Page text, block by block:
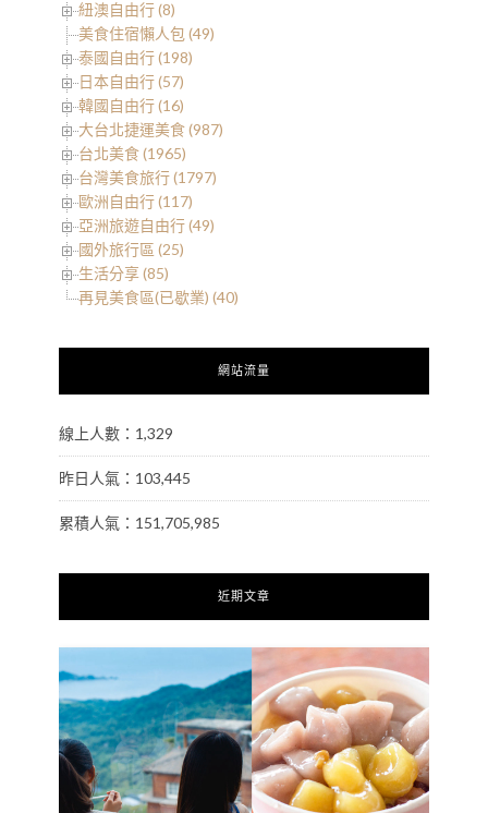
紐澳自由行 (8)
美食住宿懶人包 (49)
泰國自由行 (198)
日本自由行 (57)
韓國自由行 (16)
大台北捷運美食 (987)
台北美食 (1965)
台灣美食旅行 (1797)
歐洲自由行 (117)
亞洲旅遊自由行 (49)
國外旅行區 (25)
生活分享 (85)
再見美食區(已歇業) (40)
網站流量
線上人數：1,329
昨日人氣：103,445
累積人氣：151,705,985
近期文章